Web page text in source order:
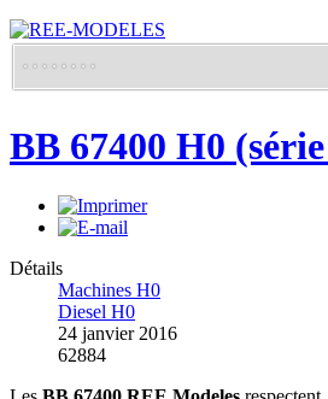
BB 67400 H0
Détails
Machines H0
Diesel H0
24 janvier 2016
62884